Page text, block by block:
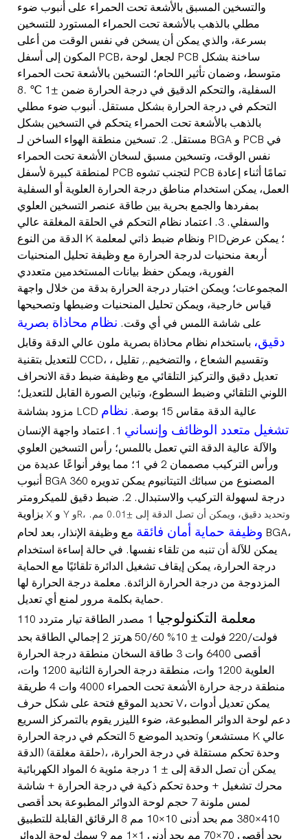
والتسخين المسبق بالأشعة تحت الحمراء على أنبوب ضوء
مطلي بالذهب بالأشعة تحت الحمراء المستورد للتسخين
بسرعة، والذي يمكن أن يسخن في نفس الوقت من أعلى
المكون إلى أسفل PCB، لجعل لوحة PCB ساخنة بشكل
متوسط، وضمان تأثير اللحام؛ التسخين بالأشعة تحت الحمراء
السفلية، والتحكم الدقيق في درجة الحرارة ضمن ±1
℃
.8
التحكم في درجة الحرارة بشكل مستقل. أنبوب ضوء مطلي
بالذهب بالأشعة تحت الحمراء يتحكم في التسخين بشكل
مستقل. 2. تسخين منطقة الهواء الساخن لـ BGA و PCB في
نفس الوقت، وتسخين مسبق لسخان الأشعة تحت الحمراء
لمنطقة كبيرة لأسفل PCB لتجنب تشوه PCB تمامًا أثناء إعادة
العمل، يمكن استخدام مناطق درجة الحرارة العلوية أو السفلية
بمفردها والجمع بحرية بين طاقة عنصر التسخين العلوي
والسفلي. 3. اعتماد نظام التحكم في الحلقة المغلقة عالي
الدقة من النوع K ونظام ضبط ذاتي لمعلمة PID؛ يمكن عرض
أربعة منحنيات لدرجة الحرارة مع وظيفة تحليل المنحنيات
الفورية، ويمكن حفظ بيانات المستخدمين متعددي
المجموعات؛ ويمكن اختبار درجة الحرارة بدقة من خلال واجهة
قياس خارجية، ويمكن تحليل المنحنيات وضبطها وتصحيحها
على شاشة اللمس في أي وقت. نظام محاذاة بصرية
دقيق، باستخدام نظام محاذاة بصرية ملون عالي الدقة وقابل
للتعديل بتقنية CCD، وتقسيم الشعاع ، والتضخيم., تقليل ،
تعديل دقيق والتركيز التلقائي مع وظيفة ضبط دقة الانحراف
اللوني التلقائي وضبط السطوع، وتباين الصورة القابل للتعديل؛
مزود بشاشة LCD عالية الدقة مقاس 15 بوصة.
نظام
تشغيل متعدد الوظائف وإنساني
1. اعتماد واجهة الإنسان
والآلة عالية الدقة التي تعمل باللمس؛ رأس التسخين العلوي
ورأس التركيب مصممان 2 في 1؛ مما يوفر أنواعًا عديدة من
أنبوب BGA المصنوع من سبائك التيتانيوم يمكن تدويره 360
درجة لسهولة التركيب والاستبدال. 2.
ضبط دقيق للميكرومتر
بزاوية X و Y وR، وتحديد دقيق، ويمكن أن تصل الدقة إلى ±0.01 مم.
وظيفة حماية أمان فائقة مع وظيفة الإنذار، بعد لحام BGA،
يمكن للآلة أن تنبه من تلقاء نفسها. في حالة إساءة استخدام
درجة الحرارة، يمكن إيقاف تشغيل الدائرة تلقائيًا مع الحماية
المزدوجة من درجة الحرارة الزائدة. معلمة درجة الحرارة لها
حماية بكلمة مرور لمنع أي تعديل.
معلمة التكنولوجيا
1 مصدر الطاقة تيار متردد 110
فولت/220 فولت ± 10% 50/60 هرتز 2 إجمالي الطاقة بحد
أقصى 6400 وات 3 طاقة السخان منطقة درجة الحرارة
العلوية 1200 وات، منطقة درجة الحرارة الثانية 1200 وات،
منطقة درجة حرارة الأشعة تحت الحمراء 4000 وات 4 طريقة
تحديد الموقع فتحة على شكل حرف V، يمكن تعديل أدوات
دعم لوحة الدوائر المطبوعة، ضوء الليزر يقوم بالتمركز السريع
وتحديد الموضع 5 التحكم في درجة الحرارة (مستشعر K عالي
الدقة) (حلقة مغلقة)، وحدة تحكم مستقلة في درجة الحرارة،
يمكن أن تصل الدقة إلى ± 1 درجة مئوية 6 المواد الكهربائية
محرك تشغيل + وحدة تحكم ذكية في درجة الحرارة + شاشة
لمس ملونة 7 حجم لوحة الدوائر المطبوعة بحد أقصى
410×380 مم بحد أدنى 10×10 مم 8 الرقائق القابلة للتطبيق
بحد أقصى 70×70 مم بحد أدنى 1×1 مم 9 سمك لوحة الدوائر